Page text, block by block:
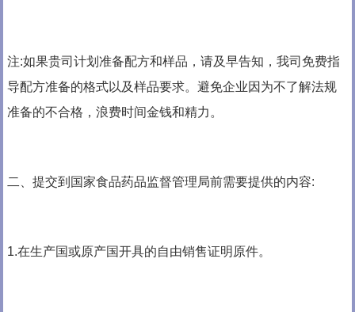
注:如果贵司计划准备配方和样品，请及早告知，我司免费指
导配方准备的格式以及样品要求。避免企业因为不了解法规
准备的不合格，浪费时间金钱和精力。
二、提交到国家食品药品监督管理局前需要提供的内容:
1.在生产国或原产国开具的自由销售证明原件。